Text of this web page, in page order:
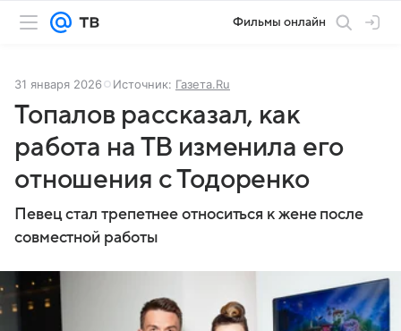
Фильмы онлайн
31 января 2026 Источник: Газета.Ru
Топалов рассказал, как
работа на ТВ изменила его
отношения с Тодоренко
Певец стал трепетнее относиться к жене после
совместной работы